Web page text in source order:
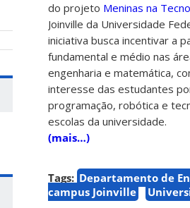
do projeto Meninas na
Joinville da Universidade
iniciativa busca incentivar a
fundamental e médio nas
engenharia e matemática,
interesse das estudantes
programação, robótica e
escolas da universidade.
(mais…)
Tags: Departamento de
campus Joinville